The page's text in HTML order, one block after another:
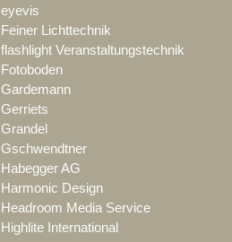
eyevis
Feiner Lichttechnik
flashlight Veranstaltungstechnik
Fotoboden
Gardemann
Gerriets
Grandel
Gschwendtner
Habegger AG
Harmonic Design
Headroom Media Service
Highlite International